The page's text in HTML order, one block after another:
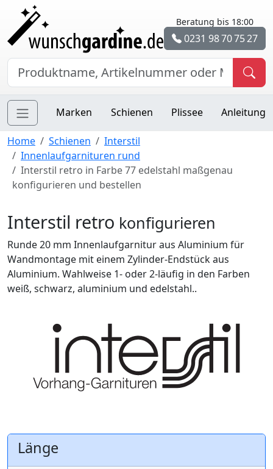
Beratung bis 18:00
0231 98 70 75 27
Marken Schienen Plissee Anleitung
Home Schienen
Interstil
Innenlaufgarnituren rund
Interstil retro in Farbe 77 edelstahl maßgenau
konfigurieren und bestellen
Interstil retro konfigurieren
Runde 20 mm Innenlaufgarnitur aus Aluminium für
Wandmontage mit einem Zylinder-Endstück aus
Aluminium. Wahlweise 1- oder 2-läufig in den Farben
weiß, schwarz, aluminium und edelstahl..
Länge